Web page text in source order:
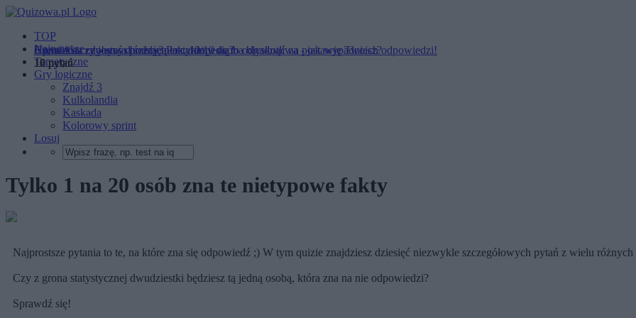
TOP
Najnowsze
Tematyczne
Gry logiczne
Znajdź 3
Kulkolandia
Kaskada
Kolorowy sprint
Losuj
Tylko 1 na 20 osób zna te nietypowe fakty
Najprostsze pytania to te, na które zna się odpowiedź ;) W tym quizie znajdziesz dziesięć niezwykle szczegółowych pytań z wielu różnych
Czy z grona statystycznej dwudziestki będziesz tą jedną osobą, która zna na nie odpowiedzi?
Sprawdź się!
6 punktów zdobywa przeciętniak, 10/10 osoba błyskotliwa - jak wypadniesz?
10 pytań
Litera A - czy jesteś chodzącą encyklopedią?
10 pytań
Humanista czy umysł ścisły? Postaramy się to odgadnąć na postawie Twoich odpowiedzi!
12 pytań